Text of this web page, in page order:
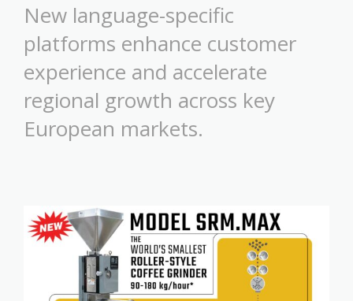
New language-specific
platforms enhance customer
experience and accelerate
regional growth across key
European markets.